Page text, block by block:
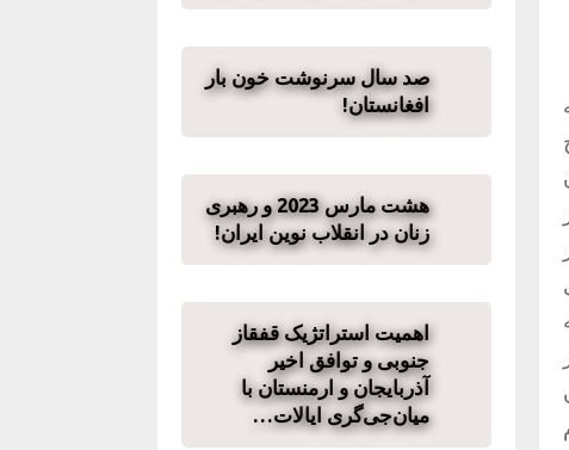
صد سال سرنوشت خون بار
افغانستان!
هشت مارس 2023 و رهبری
زنان در انقلاب نوین ایران!
اهمیت استراتژیک قفقاز
جنوبی و توافق اخیر
آذربایجان و ارمنستان با
میان‌جی‌گری ایالات…